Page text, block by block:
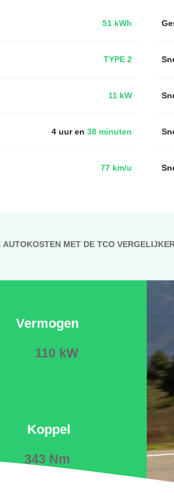
51 kWh
TYPE 2
11 kW
4 uur en 38 minuten
77 km/u
MET DE TCO
Vermogen
110 kW
Koppel
343 Nm